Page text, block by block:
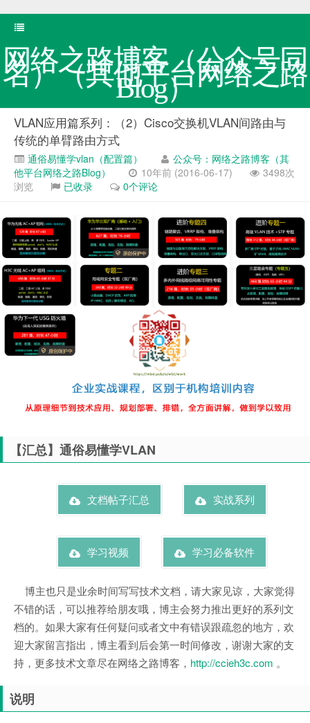
网络之路博客（公众号同
名）（其他平台网络之路
Blog）
VLAN应用篇系列：（2）Cisco交换机VLAN间路由与
传统的单臂路由方式
通俗易懂学vlan（配置篇）
公众号：网络之路博客（其
他平台网络之路Blog）
10年前 (2016-06-17)
3498次
浏览
已收录 0个评论
【汇总】通俗易懂学VLAN
文档帖子汇总 实战系列
学习视频 学习必备软件
博主也只是业余时间写写技术文档，请大家见谅，大家觉得
不错的话，可以推荐给朋友哦，博主会努力推出更好的系列文
档的。如果大家有任何疑问或者文中有错误跟疏忽的地方，欢
迎大家留言指出，博主看到后会第一时间修改，谢谢大家的支
持，更多技术文章尽在网络之路博客， http://ccieh3c.com 。
说明